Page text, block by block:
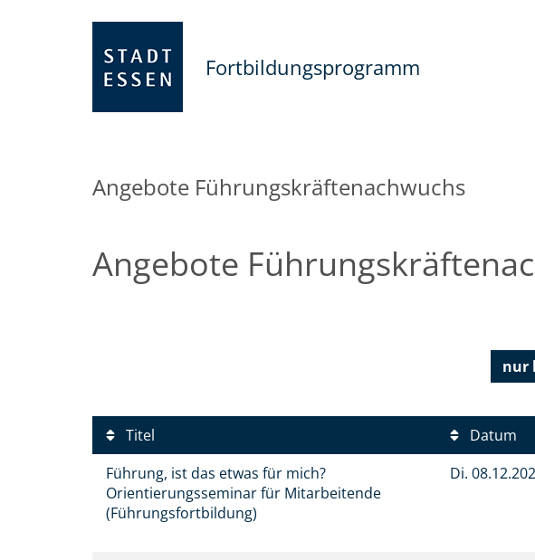
Fortbildungsprogramm
Angebote Führungskräftenachwuchs
Angebote
nur
Titel Datum
Führung, ist das etwas für mich?
Orientierungsseminar für Mitarbeitende
(Führungsfortbildung)
Di.